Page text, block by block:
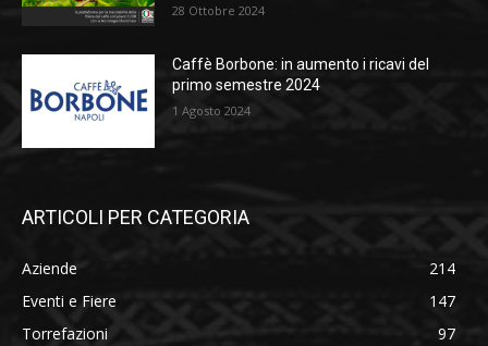
28 Ottobre 2024
Caffè Borbone: in aumento i ricavi del
primo semestre 2024
1 Agosto 2024
ARTICOLI PER CATEGORIA
Aziende
214
Eventi e Fiere
147
Torrefazioni
97